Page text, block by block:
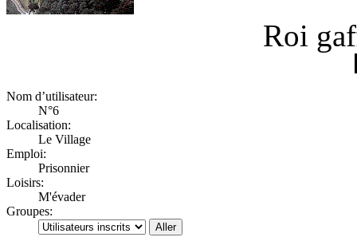
Roi
Nom d’utilisateur:
N°6
Localisation:
Le Village
Emploi:
Prisonnier
Loisirs:
M'évader
Groupes: